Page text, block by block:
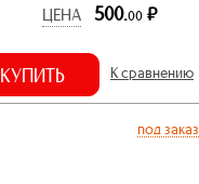
ЦЕНА
500.00 р.
КУПИТЬ К сравнению
под заказ